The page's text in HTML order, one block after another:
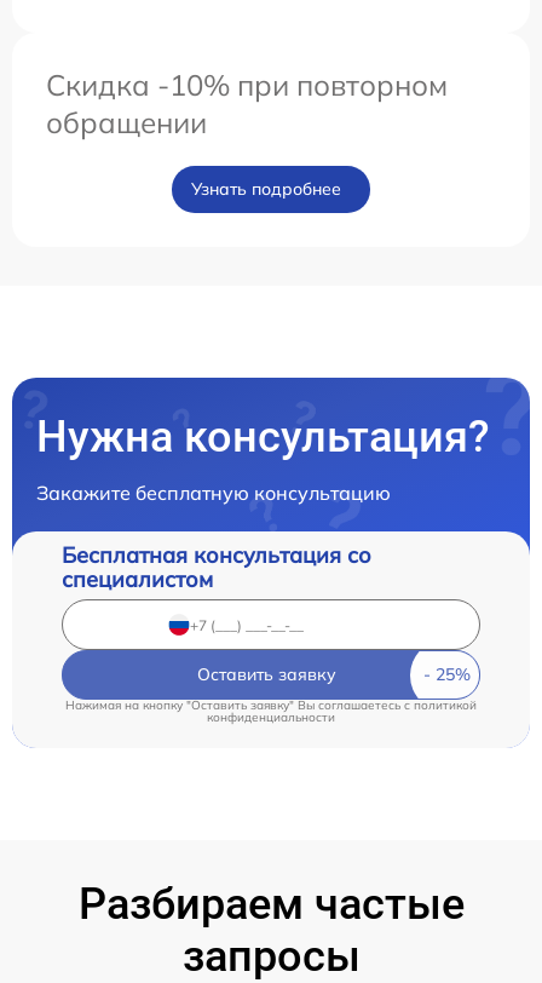
Скидка -10% при повторном
обращении
Узнать подробнее
Нужна консультация?
Закажите бесплатную консультацию
Бесплатная консультация со
специалистом
Оставить заявку
Нажимая на кнопку "Оставить заявку" Вы соглашаетесь cполитикой
конфиденциальности
Разбираем частые
запросы